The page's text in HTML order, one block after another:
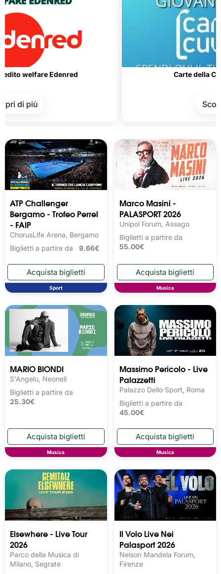
ATP Challenger
Bergamo - Trofeo Perrel
- FAIP
ChorusLife Arena, Bergamo
Biglietti a partire da 9.66€
Sport
Marco Masini -
PALASPORT 2026
Unipol Forum, Assago
Biglietti a partire da
55.00€
Musica
MARIO BIONDI
S'Angelu, Neoneli
Biglietti a partire da
25.30€
Musica
Massimo Pericolo - Live
Palazzetti
Palazzo Dello Sport, Roma
Biglietti a partire da
45.00€
Musica
Elsewhere - Live Tour
2026
Parco della Musica di
Milano, Segrate
Il Volo Live Nei
Palasport 2026
Nelson Mandela Forum,
Firenze
Edenred Carte della Cultura e
Scopri di più